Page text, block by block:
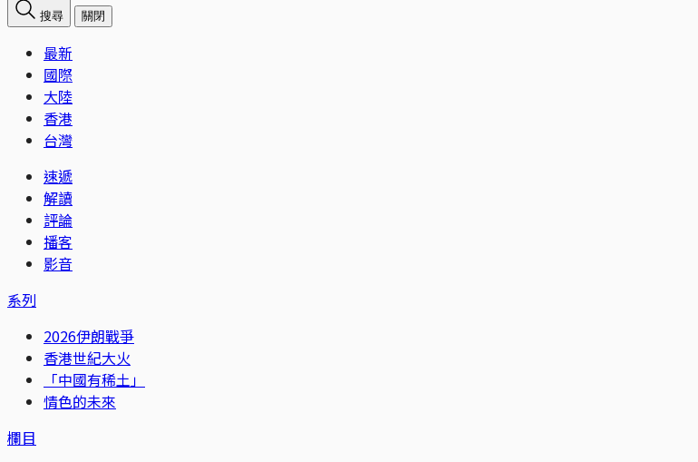
搜尋 關閉
最新
國際
大陸
香港
台灣
速遞
解讀
評論
播客
影音
系列
2026伊朗戰爭
香港世紀大火
「中國有稀土」
情色的未來
欄目